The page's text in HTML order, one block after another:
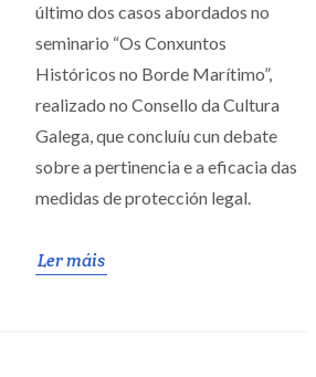
último dos casos abordados no
seminario “Os Conxuntos
Históricos no Borde Marítimo”,
realizado no Consello da Cultura
Galega, que concluíu cun debate
sobre a pertinencia e a eficacia das
medidas de protección legal.
Ler máis